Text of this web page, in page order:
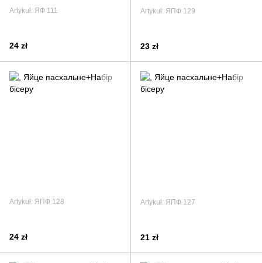
Artykuł: ЯФ 111
24 zł
Artykuł: ЯПФ 129
23 zł
Artykuł: ЯПФ 128
24 zł
Artykuł: ЯПФ 127
21 zł